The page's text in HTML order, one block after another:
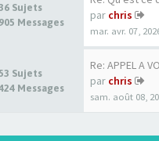
Sujets
Messages
par chris
mar. avr. 07,
Sujets
Messages
Re: APPEL A
par chris
sam. août 08,